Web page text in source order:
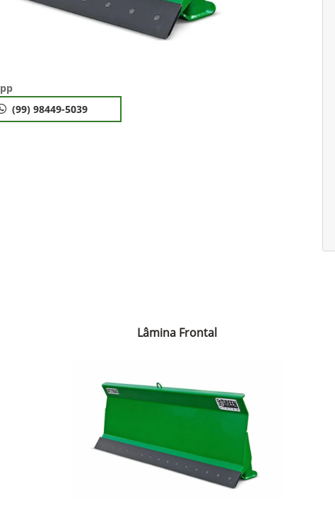
(99) 98449-5039
Lâmina Frontal